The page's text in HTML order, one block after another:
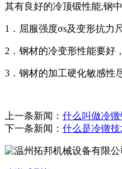
其有良好的冷顶锻性能,钢
1．屈服强度σs及变形抗
2．钢材的冷变形性能要
3．钢材的加工硬化敏感性
上一条新闻： 什么叫做冷镦
下一条新闻： 什么是冷镦技